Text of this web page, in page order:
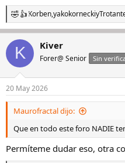
R
e
a
c
i
e
s
Korben,yakokorneckiy
K Kiver
Forer@ Senior Sin
20 May 2026
Maurofractal dijo:
Que en todo este foro NADIE
Permíteme dudar eso, otra